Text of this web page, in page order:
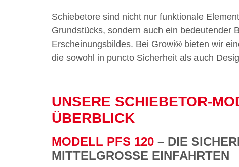
Schiebetore sind nicht nur funktionale
Grundstücks, sondern auch ein bedeutender
Erscheinungsbildes. Bei Growi® bieten wir
die sowohl in puncto Sicherheit als auch
UNSERE SCHIEBETOR-
ÜBERBLICK
MODELL PFS 120 – DIE
MITTELGROSSE EINFAHRTEN